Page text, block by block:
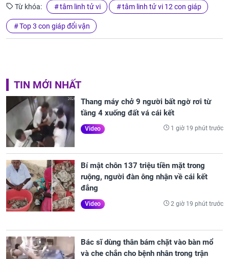
Từ khóa: tâm linh tử vi tâm linh tử vi 12 con giáp
Top 3 con giáp đổi vận
TIN MỚI NHẤT
Thang máy chở 9 người bất ngờ rơi từ
tầng 4 xuống đất vá cái kết
Video 1 giờ 19 phút trước
Bí mật chôn 137 triệu tiền mặt trong
ruộng, người đàn ông nhận về cái kết
đắng
Video 2 giờ 19 phút trước
Bác sĩ dùng thân bám chặt vào bàn mổ
và che chắn cho bệnh nhân trong trận